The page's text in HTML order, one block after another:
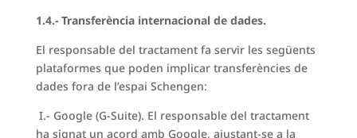
1.4.- Transferència internacional de dades.
El responsable del tractament fa servir les següents
plataformes que poden implicar transferències de
dades fora de l’espai Schengen:
I.- Google (G-Suite). El responsable del tractament
ha signat un acord amb Google, ajustant-se a la